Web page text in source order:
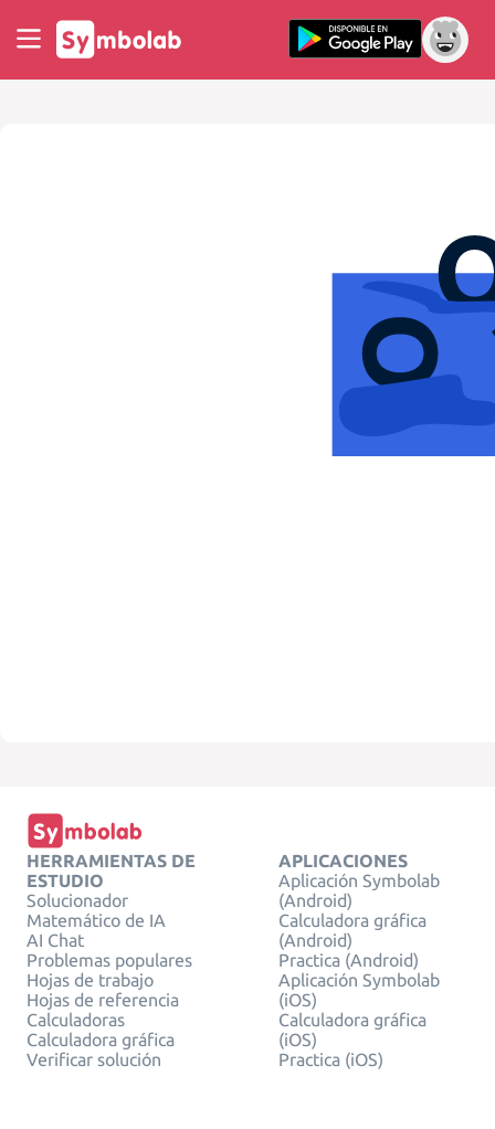
HERRAMIENTAS DE
ESTUDIO
Solucionador
Matemático de IA
AI Chat
Problemas populares
Hojas de trabajo
Hojas de referencia
Calculadoras
Calculadora gráfica
Verificar solución
APLICACIONES
Aplicación Symbolab
(Android)
Calculadora gráfica
(Android)
Practica (Android)
Aplicación Symbolab
(iOS)
Calculadora gráfica
(iOS)
Practica (iOS)